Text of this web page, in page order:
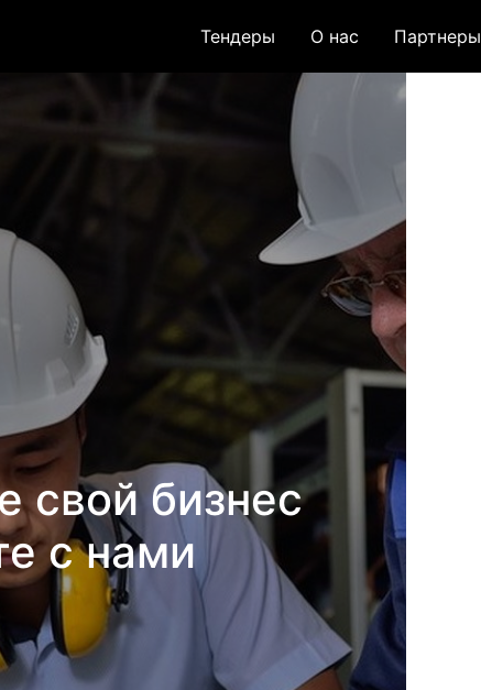
Тендеры О нас Партнеры
свой бизнес
с нами